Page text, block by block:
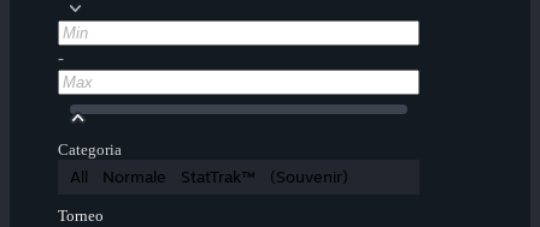
-
Categoria
All Normale StatTrak™ (Souvenir)
Torneo